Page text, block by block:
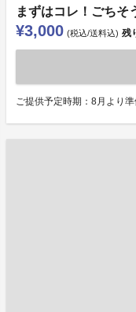
まずはコレ！ごちそ
¥3,000 (税込/送料込) 残
ご提供予定時期：8月より